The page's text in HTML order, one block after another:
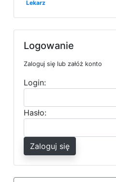
Lekarz
Logowanie
Zaloguj się lub załóż konto
Login:
Hasło:
Zaloguj się